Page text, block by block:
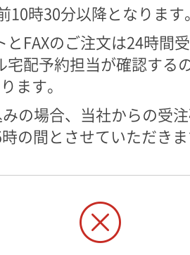
10時30分以降となります
とFAXのご注文は24時間
宅配予約担当が確認する
ます。
みの場合、当社からの受
の間とさせていただき